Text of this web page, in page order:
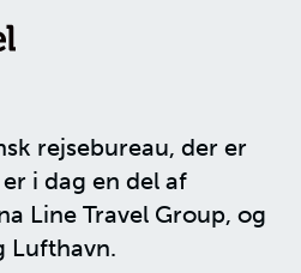
rejsebureau, der er
i dag en del af
Line Travel Group, og
Lufthavn.